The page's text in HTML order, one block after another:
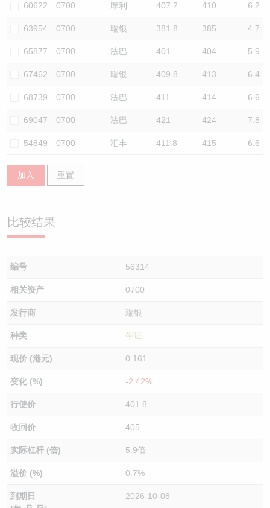
60622 0700 摩利 407.2 410 6.2
63954 0700 瑞银 381.8 385 4.7
65877 0700 法巴 401 404 5.9
67462 0700 瑞银 409.8 413 6.4
68739 0700 法巴 411 414 6.6
69047 0700 法巴 421 424 7.8
54849 0700 汇丰 411.8 415 6.6
加入 重置
比较结果
编号 56314
相关资产 0700
发行商 瑞银
种类 牛证
现价 (港元) 0.161
变化 (%) -2.42%
行使价 401.8
收回价 405
实际杠杆 (倍) 5.9倍
溢价 (%) 0.7%
到期日
2026-10-08